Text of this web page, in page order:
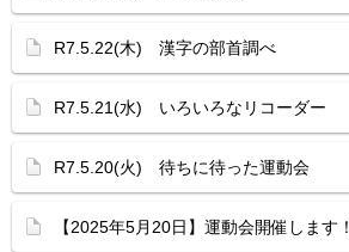
R7.5.22(木) 漢字の部首調べ
R7.5.21(水) いろいろなリコーダー
R7.5.20(火) 待ちに待った運動会
【2025年5月20日】運動会開催します！